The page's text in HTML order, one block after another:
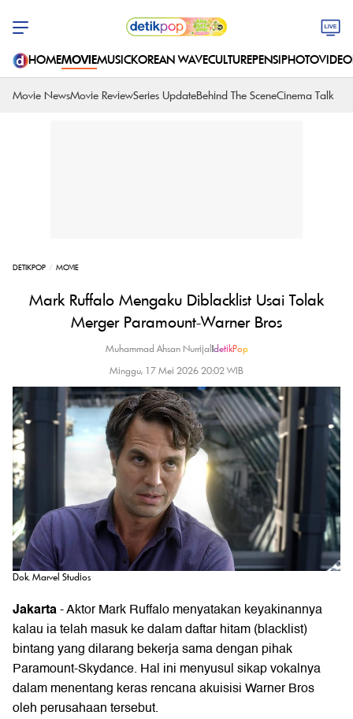
HOMEMOVIEMUSICKOREAN WAVECULTUREPENSIPHOTOVIDEO
Movie NewsMovie ReviewSeries UpdateBehind The SceneCinema Talk
DETIKPOP MOVIE
Mark Ruffalo Mengaku Diblacklist Usai Tolak
Merger Paramount-Warner Bros
Muhammad Ahsan Nurrijal |detikPop
Minggu, 17 Mei 2026 20:02 WIB
Dok. Marvel Studios
Jakarta- Aktor Mark Ruffalo menyatakan keyakinannya
kalau ia telah masuk ke dalam daftar hitam (blacklist)
bintang yang dilarang bekerja sama dengan pihak
Paramount-Skydance. Hal ini menyusul sikap vokalnya
dalam menentang keras rencana akuisisi Warner Bros
oleh perusahaan tersebut.